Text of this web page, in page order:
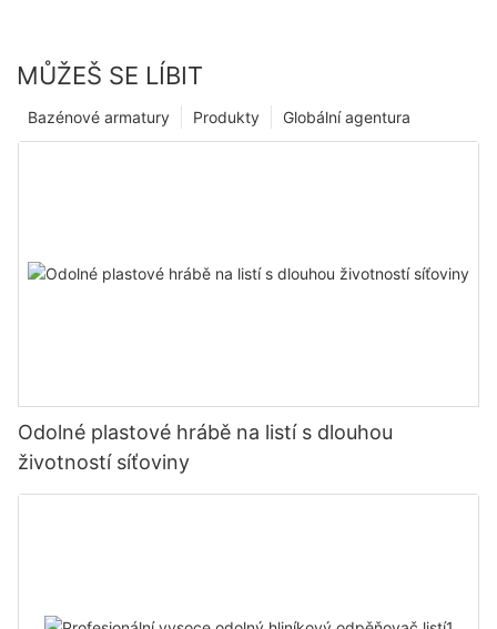
MŮŽEŠ SE LÍBIT
Globální agentura
Produkty
Bazénové armatury
Odolné plastové hrábě na listí s dlouhou
životností síťoviny